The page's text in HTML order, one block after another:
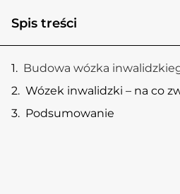
Spis treści
Budowa wózka
Wózek inwalidzki – na co
Podsumowanie